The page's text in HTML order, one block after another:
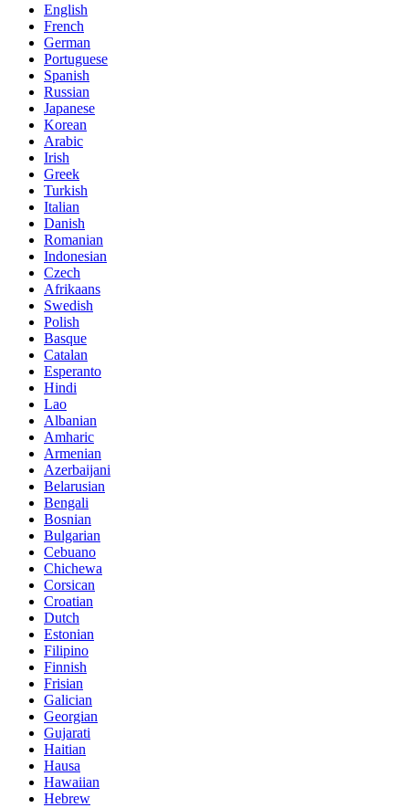
English
French
German
Portuguese
Spanish
Russian
Japanese
Korean
Arabic
Irish
Greek
Turkish
Italian
Danish
Romanian
Indonesian
Czech
Afrikaans
Swedish
Polish
Basque
Catalan
Esperanto
Hindi
Lao
Albanian
Amharic
Armenian
Azerbaijani
Belarusian
Bengali
Bosnian
Bulgarian
Cebuano
Chichewa
Corsican
Croatian
Dutch
Estonian
Filipino
Finnish
Frisian
Galician
Georgian
Gujarati
Haitian
Hausa
Hawaiian
Hebrew